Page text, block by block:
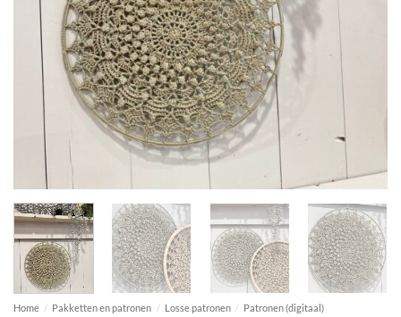
Home / Pakketten en patronen / Losse patronen / Patronen (digitaal)